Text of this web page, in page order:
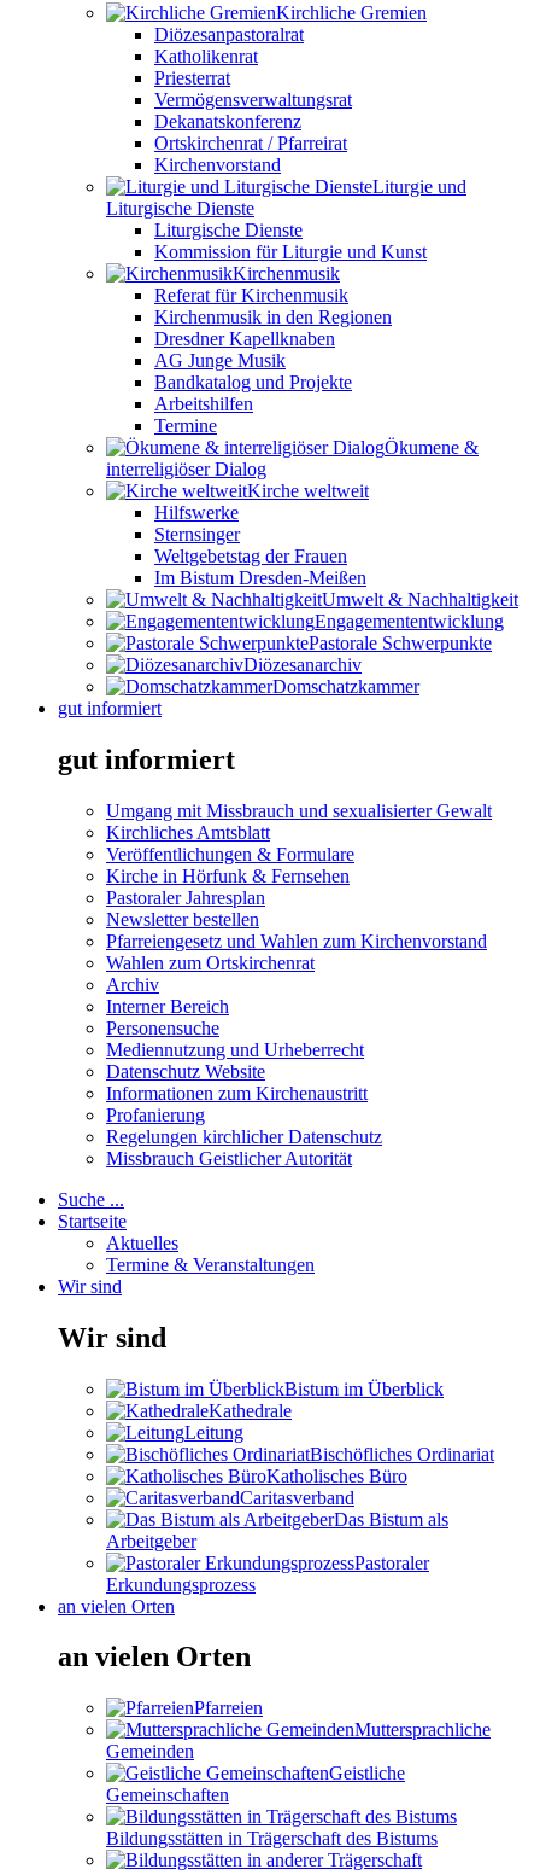
Kirchliche Gremien
Diözesanpastoralrat
Katholikenrat
Priesterrat
Vermögensverwaltungsrat
Dekanatskonferenz
Ortskirchenrat / Pfarreirat
Kirchenvorstand
Liturgie und
Liturgische Dienste
Liturgische Dienste
Kommission für Liturgie und Kunst
Kirchenmusik
Referat für Kirchenmusik
Kirchenmusik in den Regionen
Dresdner Kapellknaben
AG Junge Musik
Bandkatalog und Projekte
Arbeitshilfen
Termine
Ökumene &
interreligiöser Dialog
Kirche weltweit
Hilfswerke
Sternsinger
Weltgebetstag der Frauen
Im Bistum Dresden-Meißen
Umwelt & Nachhaltigkeit
Engagemententwicklung
Pastorale Schwerpunkte
Diözesanarchiv
Domschatzkammer
gut informiert
gut informiert
Umgang mit Missbrauch und sexualisierter Gewalt
Kirchliches Amtsblatt
Veröffentlichungen & Formulare
Kirche in Hörfunk & Fernsehen
Pastoraler Jahresplan
Newsletter bestellen
Pfarreiengesetz und Wahlen zum Kirchenvorstand
Wahlen zum Ortskirchenrat
Archiv
Interner Bereich
Personensuche
Mediennutzung und Urheberrecht
Datenschutz Website
Informationen zum Kirchenaustritt
Profanierung
Regelungen kirchlicher Datenschutz
Missbrauch Geistlicher Autorität
Suche ...
Startseite
Aktuelles
Termine & Veranstaltungen
Wir sind
Wir sind
Bistum im Überblick
Kathedrale
Leitung
Bischöfliches Ordinariat
Katholisches Büro
Caritasverband
Das Bistum als
Arbeitgeber
Pastoraler
Erkundungsprozess
an vielen Orten
an vielen Orten
Pfarreien
Muttersprachliche
Gemeinden
Geistliche
Gemeinschaften
Bildungsstätten in Trägerschaft des Bistums